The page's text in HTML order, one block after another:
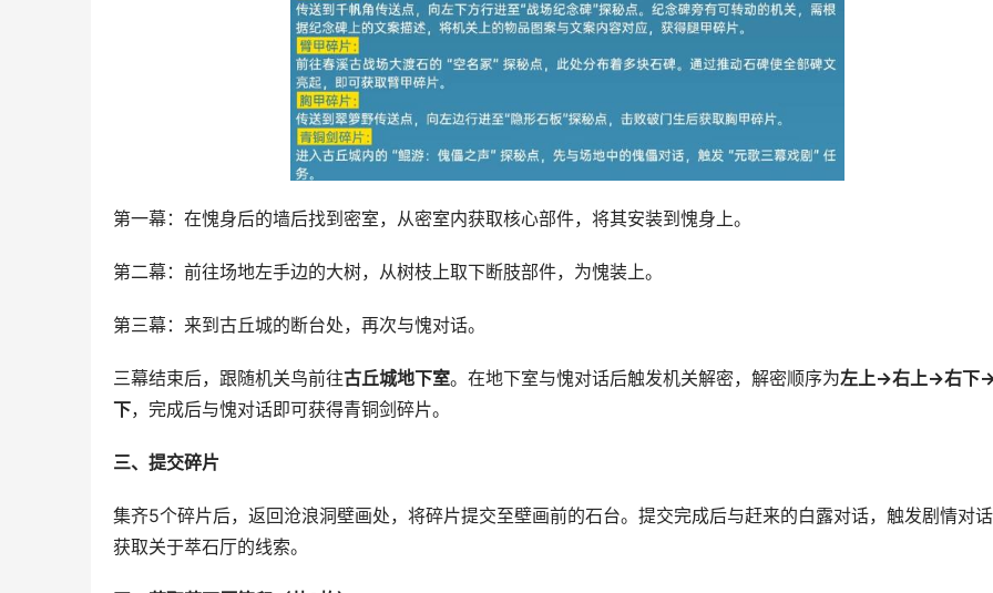
第一幕：在愧身后的墙后找到密室，从密室内获取核心部件，将其安装到愧身上。
第二幕：前往场地左手边的大树，从树枝上取下断肢部件，为愧装上。
第三幕：来到古丘城的断台处，再次与愧对话。
三幕结束后，跟随机关鸟前往古丘城地下室。在地下室与愧对话后触发机关解密，解密顺序为左上→右上→右下
下，完成后与愧对话即可获得青铜剑碎片。
三、提交碎片
集齐5个碎片后，返回沧浪洞壁画处，将碎片提交至壁画前的石台。提交完成后与赶来的白露对话，触发剧情对
获取关于萃石厅的线索。